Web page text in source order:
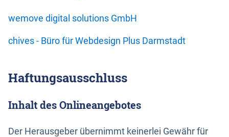
wemove digital solutions GmbH
chives - Büro für Webdesign Plus Darmstadt
Haftungsausschluss
Inhalt des Onlineangebotes
Der Herausgeber übernimmt keinerlei Gewähr für